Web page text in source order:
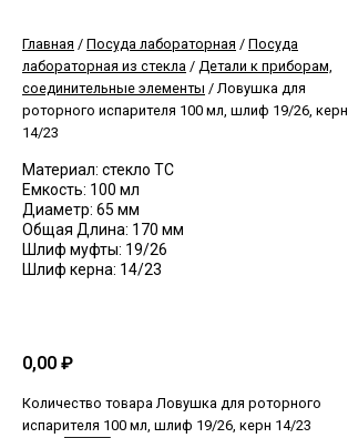
Главная / Посуда лабораторная / Посуда
лабораторная из стекла / Детали к приборам,
соединительные элементы / Ловушка для
роторного испарителя 100 мл, шлиф 19/26, керн
14/23
Материал: стекло ТС
Емкость: 100 мл
Диаметр: 65 мм
Общая Длина: 170 мм
Шлиф муфты: 19/26
Шлиф керна: 14/23
0,00 ₽
Количество товара Ловушка для роторного
испарителя 100 мл, шлиф 19/26, керн 14/23